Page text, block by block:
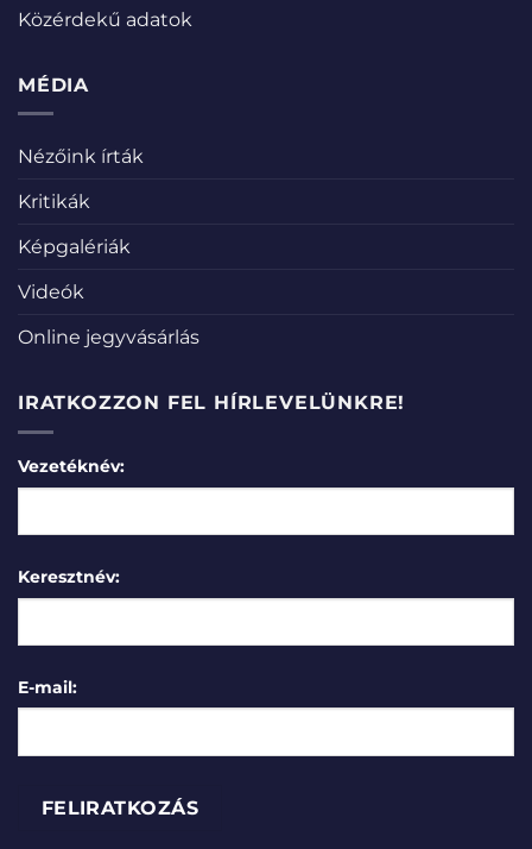
Közérdekű adatok
MÉDIA
Nézőink írták
Kritikák
Képgalériák
Videók
Online jegyvásárlás
IRATKOZZON FEL HÍRLEVELÜNKRE!
Vezetéknév:
Keresztnév:
E-mail: